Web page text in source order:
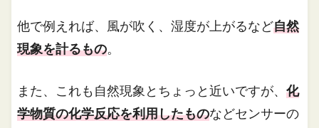
他で例えれば、風が吹く、湿度が上がるなど自然
現象を計るもの。
また、これも自然現象とちょっと近いですが、化
学物質の化学反応を利用したものなどセンサーの